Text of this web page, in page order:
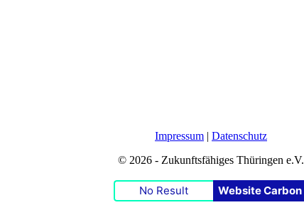
Impressum | Datenschutz
© 2026 - Zukunftsfähiges Thüringen e.V.
No Result Website Carbon